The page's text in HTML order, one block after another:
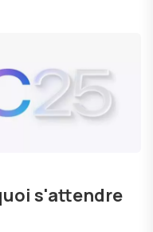
s'attendre